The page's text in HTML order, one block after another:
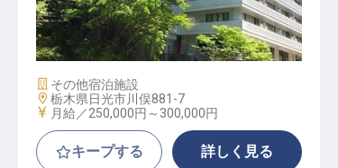
／寮費2万円控除／日光・奥鬼怒の
秘湯／急募
施設業態
その他宿泊施設
勤務地
栃木県日光市川俣881-7
給与
月給／250,000円～ 300,000円
キープする 詳しく見る